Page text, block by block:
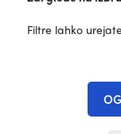
Filtre lahko